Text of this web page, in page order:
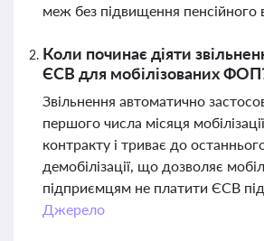
меж без підвищення пенсійного
Коли починає діяти
ЄСВ для мобілізованих
Звільнення автоматично
першого числа місяця
контракту і триває до
демобілізації, що дозволяє
підприємцям не платити ЄСВ
Джерело